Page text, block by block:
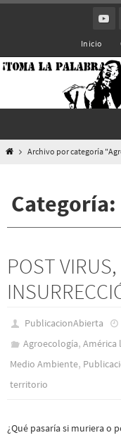
Inicio
InicioArchivo por categoría
Categoría:
POST
PublicacionAbierta
Agroecología,América
Medio Ambiente,
territorio
¿Qué pasaría si muriera o